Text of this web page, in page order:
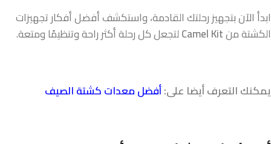
ابدأ الآن بتجهيز رحلتك القادمة، واستكشف أفضل أفكار تجهيزات
الكشتة منCamel Kitلتجعل كل رحلة أكثر راحة وتنظيمًا ومتعة.
يمكنك التعرف أيضا على:أفضل معدات كشتة الصيف